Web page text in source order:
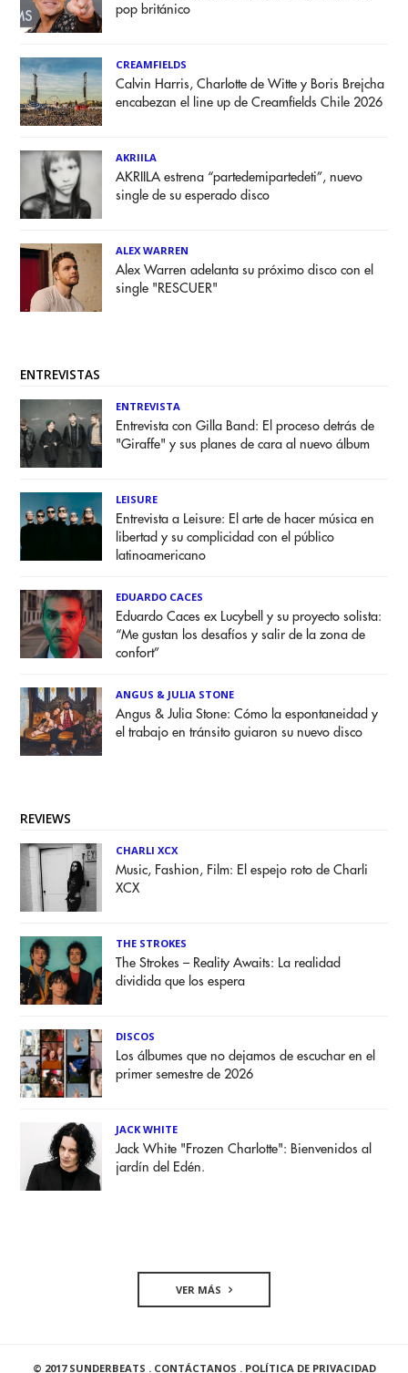
pop británico
CREAMFIELDS
Calvin Harris, Charlotte de Witte y Boris Brejcha
encabezan el line up de Creamfields Chile 2026
AKRIILA
AKRIILA estrena “partedemipartedeti”, nuevo
single de su esperado disco
ALEX WARREN
Alex Warren adelanta su próximo disco con el
single "RESCUER"
ENTREVISTAS
ENTREVISTA
Entrevista con Gilla Band: El proceso detrás de
"Giraffe" y sus planes de cara al nuevo álbum
LEISURE
Entrevista a Leisure: El arte de hacer música en
libertad y su complicidad con el público
latinoamericano
EDUARDO CACES
Eduardo Caces ex Lucybell y su proyecto solista:
“Me gustan los desafíos y salir de la zona de
confort”
ANGUS & JULIA STONE
Angus & Julia Stone: Cómo la espontaneidad y
el trabajo en tránsito guiaron su nuevo disco
REVIEWS
CHARLI XCX
Music, Fashion, Film: El espejo roto de Charli
XCX
THE STROKES
The Strokes – Reality Awaits: La realidad
dividida que los espera
DISCOS
Los álbumes que no dejamos de escuchar en el
primer semestre de 2026
JACK WHITE
Jack White "Frozen Charlotte": Bienvenidos al
jardín del Edén.
VER MÁS
© 2017 SUNDERBEATS . CONTÁCTANOS . POLÍTICA DE PRIVACIDAD